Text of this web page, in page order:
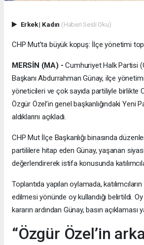
Erkek| Kadın (Haberi Sesli Oku)
CHP Mut’ta büyük kopuş: İlçe yönetimi
MERSİN (MA) - Cumhuriyet Halk Partisi
Başkanı Abdurrahman Günay, ilçe
yöneticileri ve çok sayıda partiliyle birlikte
Özgür Özel’in genel başkanlığındaki Yeni
aldıklarını açıkladı.
CHP Mut İlçe Başkanlığı binasında
partililere hitap eden Günay, yaşanan
değerlendirerek istifa konusunda
Toplantıda yapılan oylamada,
edilmesi yönünde oy kullandığı belirtildi. Oy
kararın ardından Günay, basın açıklaması
“Özgür Özel’in